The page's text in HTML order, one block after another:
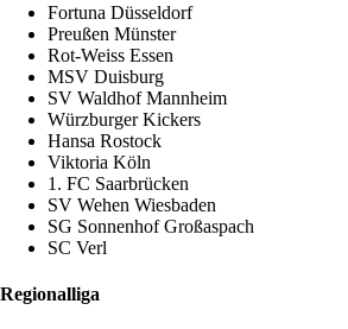
Fortuna Düsseldorf
Preußen Münster
Rot-Weiss Essen
MSV Duisburg
SV Waldhof Mannheim
Würzburger Kickers
Hansa Rostock
Viktoria Köln
1. FC Saarbrücken
SV Wehen Wiesbaden
SG Sonnenhof Großaspach
SC Verl
Regionalliga